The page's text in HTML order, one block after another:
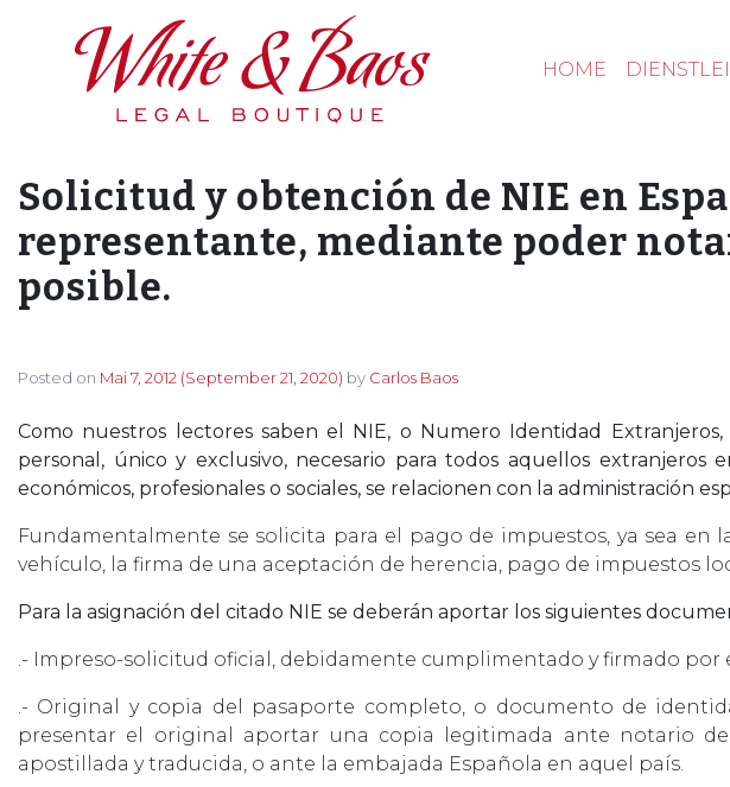
Main Navigation HOME
Solicitud y obtención de NIE en
representante, mediante poder
posible.
Posted on Mai 7, 2012 (September 21, 2020) by Carlos Baos
Como nuestros lectores saben el NIE, o Numero Identidad
personal, único y exclusivo, necesario para todos aquellos extranjeros
económicos, profesionales o sociales, se relacionen con la administración
Fundamentalmente se solicita para el pago de impuestos, ya sea en
vehículo, la firma de una aceptación de herencia, pago de impuestos
Para la asignación del citado NIE se deberán aportar los siguientes
.- Impreso-solicitud oficial, debidamente cumplimentado y firmado por
.- Original y copia del pasaporte completo, o documento de
presentar el original aportar una copia legitimada ante notario
apostillada y traducida, o ante la embajada Española en aquel país.